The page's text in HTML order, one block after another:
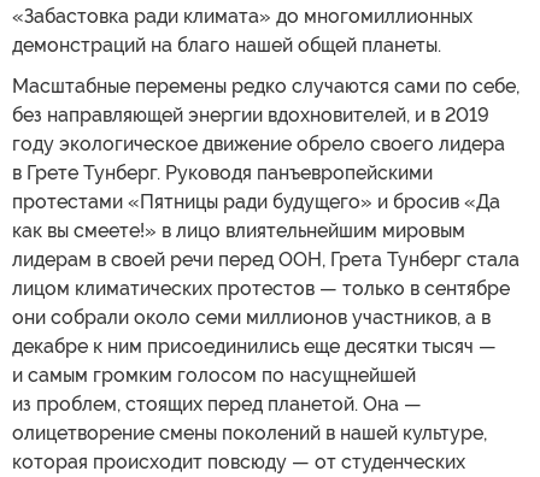
«Забастовка ради климата» до многомиллионных
демонстраций на благо нашей общей планеты.
Масштабные перемены редко случаются сами по себе,
без направляющей энергии вдохновителей, и в 2019
году экологическое движение обрело своего лидера
в Грете Тунберг. Руководя панъевропейскими
протестами «Пятницы ради будущего» и бросив «Да
как вы смеете!» в лицо влиятельнейшим мировым
лидерам в своей речи перед ООН, Грета Тунберг стала
лицом климатических протестов — только в сентябре
они собрали около семи миллионов участников, а в
декабре к ним присоединились еще десятки тысяч —
и самым громким голосом по насущнейшей
из проблем, стоящих перед планетой. Она —
олицетворение смены поколений в нашей культуре,
которая происходит повсюду — от студенческих